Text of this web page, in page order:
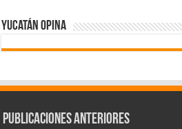
Yucatán Opina
Publicaciones Anteriores